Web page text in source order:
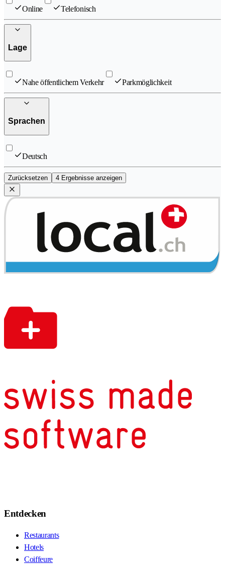
Online Telefonisch
Lage
Nahe öffentlichem Verkehr Parkmöglichkeit
Sprachen
Deutsch
Zurücksetzen 4 Ergebnisse anzeigen
Entdecken
Restaurants
Hotels
Coiffeure